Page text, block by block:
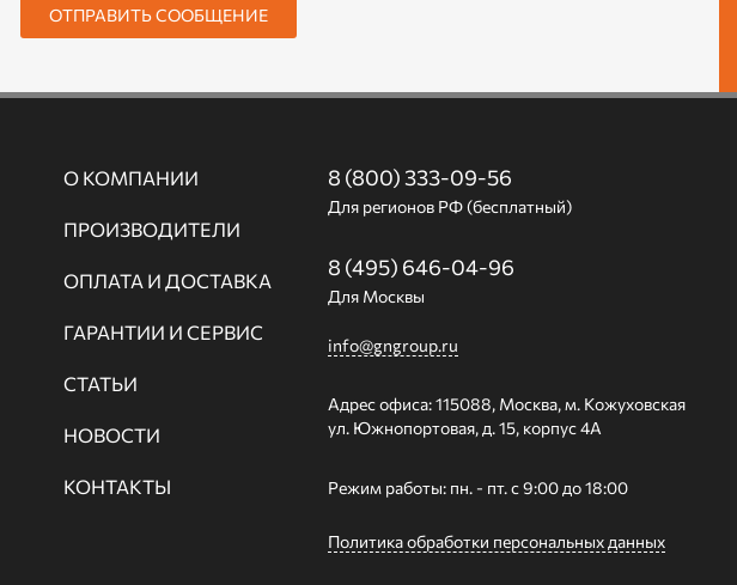
ОТПРАВИТЬ СООБЩЕНИЕ
О КОМПАНИИ
ПРОИЗВОДИТЕЛИ
ОПЛАТА И ДОСТАВКА
ГАРАНТИИ И СЕРВИС
СТАТЬИ
НОВОСТИ
КОНТАКТЫ
8 (800) 333-09-56
Для регионов РФ (бесплатный)
8 (495) 646-04-96
Для Москвы
info@gngroup.ru
Адрес офиса: 115088, Москва, м. Кожуховская
ул. Южнопортовая, д. 15, корпус 4А
Режим работы: пн. - пт. с 9:00 до 18:00
Политика обработки персональных данных